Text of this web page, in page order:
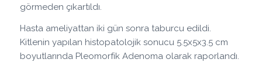
görmeden çıkartıldı.
Hasta ameliyattan iki gün sonra taburcu edildi.
Kitlenin yapılan histopatolojik sonucu 5.5x5x3.5 cm
boyutlarında Pleomorfik Adenoma olarak raporlandı.